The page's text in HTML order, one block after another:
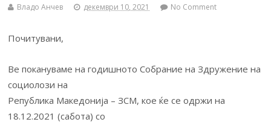
Владо Анчев декември 10, 2021 No Comment
Почитувани,
Ве покануваме на годишното Собрание на Здружение на
социолози на
Република Македонија – ЗСМ, кое ќе се одржи на
18.12.2021 (сабота) со